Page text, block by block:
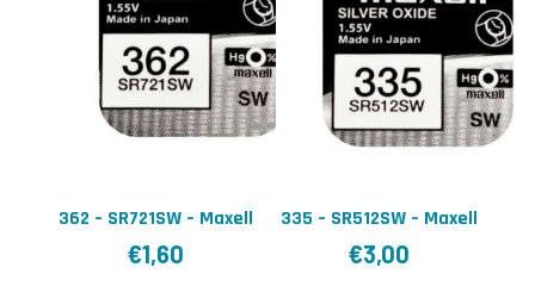
362 – SR721SW – Maxell
€1,60
335 – SR512SW – Maxell
€3,00